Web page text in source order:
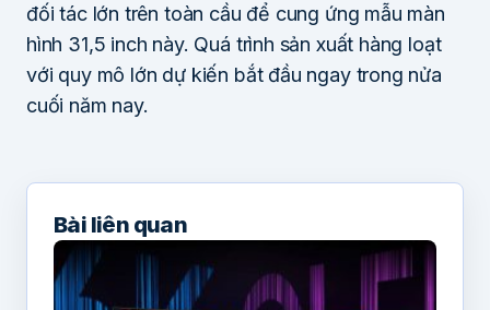
đối tác lớn trên toàn cầu để cung ứng mẫu màn
hình 31,5 inch này. Quá trình sản xuất hàng loạt
với quy mô lớn dự kiến bắt đầu ngay trong nửa
cuối năm nay.
Bài liên quan